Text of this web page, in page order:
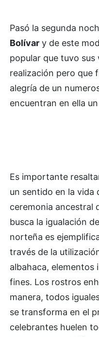
Pasó la segunda
Bolívar y de este
popular que tuvo sus
realización pero que
alegría de un
encuentran en ella
Es importante
un sentido en la vida
ceremonia ancestral
busca la igualación
norteña es
través de la
albahaca, elementos
fines. Los rostros
manera, todos
se transforma en el
celebrantes huelen